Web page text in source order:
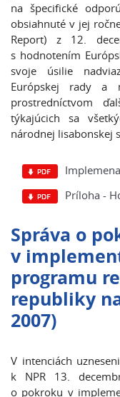
na špecifické
obsiahnuté v jej
Report) z 12.
s hodnotením
svoje úsilie
Európskej rady a
prostredníctvom
týkajúcich sa
národnej lisabonskej
Príloha -
Správa o
v
programu
republiky
2007)
V intenciách
k NPR 13.
o pokroku v